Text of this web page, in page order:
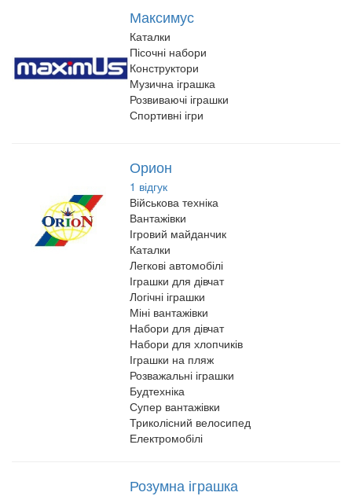
Максимус
Каталки
Пісочні набори
Конструктори
Музична іграшка
Розвиваючі іграшки
Спортивні ігри
Орион
1 відгук
Військова техніка
Вантажівки
Ігровий майданчик
Каталки
Легкові автомобілі
Іграшки для дівчат
Логічні іграшки
Міні вантажівки
Набори для дівчат
Набори для хлопчиків
Іграшки на пляж
Розважальні іграшки
Будтехніка
Супер вантажівки
Триколісний велосипед
Електромобілі
Розумна іграшка